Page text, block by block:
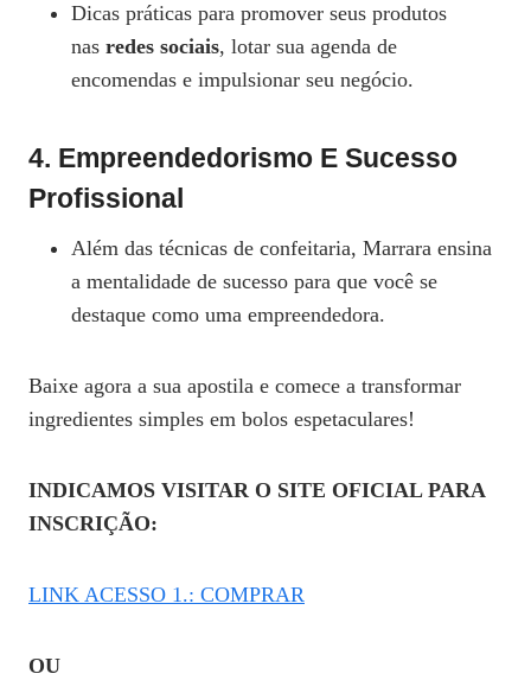
Dicas práticas para promover seus produtos
nas redes sociais, lotar sua agenda de
encomendas e impulsionar seu negócio.
4. Empreendedorismo E Sucesso
Profissional
Além das técnicas de confeitaria, Marrara ensina
a mentalidade de sucesso para que você se
destaque como uma empreendedora.
Baixe agora a sua apostila e comece a transformar
ingredientes simples em bolos espetaculares!
INDICAMOS VISITAR O SITE OFICIAL PARA
INSCRIÇÃO:
LINK ACESSO 1.: COMPRAR
OU